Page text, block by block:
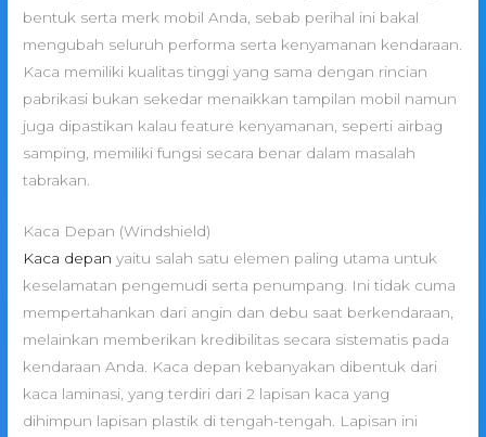
bentuk serta merk mobil Anda, sebab perihal ini bakal
mengubah seluruh performa serta kenyamanan kendaraan.
Kaca memiliki kualitas tinggi yang sama dengan rincian
pabrikasi bukan sekedar menaikkan tampilan mobil namun
juga dipastikan kalau feature kenyamanan, seperti airbag
samping, memiliki fungsi secara benar dalam masalah
tabrakan.
Kaca Depan (Windshield)
Kaca depan yaitu salah satu elemen paling utama untuk
keselamatan pengemudi serta penumpang. Ini tidak cuma
mempertahankan dari angin dan debu saat berkendaraan,
melainkan memberikan kredibilitas secara sistematis pada
kendaraan Anda. Kaca depan kebanyakan dibentuk dari
kaca laminasi, yang terdiri dari 2 lapisan kaca yang
dihimpun lapisan plastik di tengah-tengah. Lapisan ini